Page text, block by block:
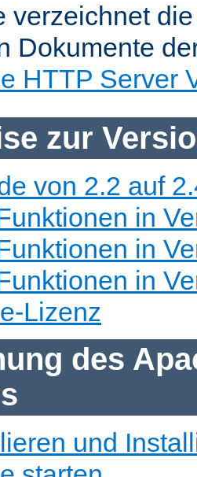
verzeichnet
Dokumente
HTTP Server
zur
von 2.2 auf
in
in
in
Lizenz
des
und